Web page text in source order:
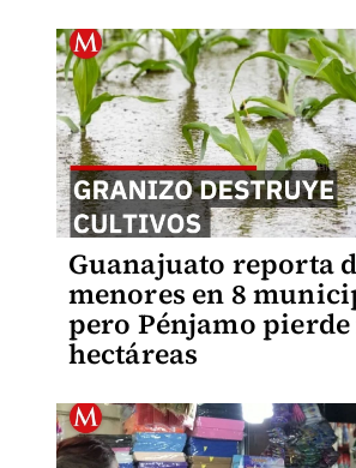
Guanajuato reporta
menores en 8
pero Pénjamo
hectáreas